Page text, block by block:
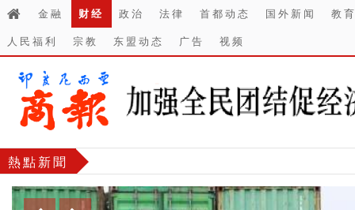
金融 财经 政治 法律 首都动态 国外新闻
教
人民福利
宗教 东盟动态 广告 视频
熱點新聞